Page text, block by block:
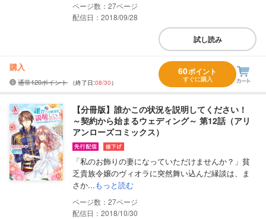
27
配信日：2018/09/28
試し読み
購入
通常120ポイント （終了日:08/30）
60ポイント
すぐに購入
【分冊版】誰かこの状況を説明してください！
～契約から始まるウェディング～ 第12話（アリ
アンローズコミックス）
「私のお飾りの妻になっていただけませんか？」貧
乏貴族令嬢のヴィオラに突然舞い込んだ縁談は、ま
さか...もっと読む
27
配信日：2018/10/30